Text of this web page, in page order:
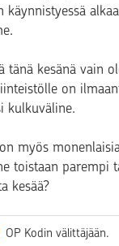
tänä kesänä vain
on
kulkuväline.
myös
toistaan
kesää?
OP Kodin välittäjään.